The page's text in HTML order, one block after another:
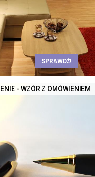
SPRAWDŹ!
- WZÓR Z OMÓWIENIEM